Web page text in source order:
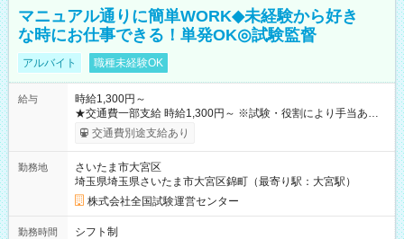
マニュアル通りに簡単WORK◆未経験から好き
な時にお仕事できる！単発OK◎試験監督
アルバイト 職種未経験OK
給与
時給1,300円～
★交通費一部支給 時給1,300円～ ※試験・役割により手当あり
※勤務回数により昇給あり 【即給（前払い）オプションあ
り！】 希望される場合、勤務から1週間ほどで給与の一部を受け
例】 ・河合塾模擬試験 8:30～17:30（休憩1時間） 時給1,300円
×8時間＝日収10,400円＋交通費 ※当日の役割により時給＋100
円の場合あり ・国家試験 7:00～13:30（休憩なし） 時給1,300
円（役割手当＋100円）×6時間＝日収8,400円＋交通費 【試用期
間】試用期間なし
交通費別途支給あり
勤務地
さいたま市大宮区
埼玉県埼玉県さいたま市大宮区錦町（最寄り駅：大宮駅）
株式会社全国試験運営センター
勤務時間
シフト制